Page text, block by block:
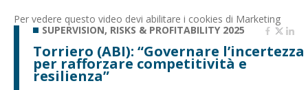
Per vedere questo video devi abilitare i cookies di Marketing
SUPERVISION, RISKS & PROFITABILITY 2025
Torriero (ABI): “Governare l’incertezza
per rafforzare competitività e
resilienza”